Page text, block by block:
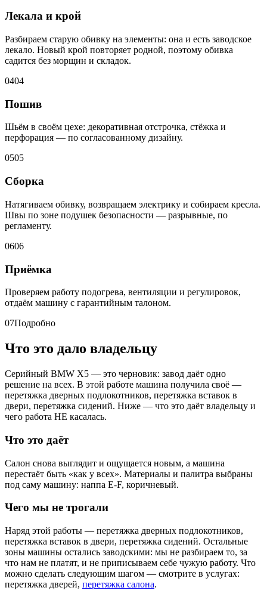
Лекала и крой
Разбираем старую обивку на элементы: она и есть заводское
лекало. Новый крой повторяет родной, поэтому обивка
садится без морщин и складок.
0404
Пошив
Шьём в своём цехе: декоративная отстрочка, стёжка и
перфорация — по согласованному дизайну.
0505
Сборка
Натягиваем обивку, возвращаем электрику и собираем кресла.
Швы по зоне подушек безопасности — разрывные, по
регламенту.
0606
Приёмка
Проверяем работу подогрева, вентиляции и регулировок,
отдаём машину с гарантийным талоном.
07Подробно
Что это дало владельцу
Серийный BMW X5 — это черновик: завод даёт одно
решение на всех. В этой работе машина получила своё —
перетяжка дверных подлокотников, перетяжка вставок в
двери, перетяжка сидений. Ниже — что это даёт владельцу и
чего работа НЕ касалась.
Что это даёт
Салон снова выглядит и ощущается новым, а машина
перестаёт быть «как у всех». Материалы и палитра выбраны
под саму машину: наппа E-F, коричневый.
Чего мы не трогали
Наряд этой работы — перетяжка дверных подлокотников,
перетяжка вставок в двери, перетяжка сидений. Остальные
зоны машины остались заводскими: мы не разбираем то, за
что нам не платят, и не приписываем себе чужую работу. Что
можно сделать следующим шагом — смотрите в услугах:
перетяжка дверей, перетяжка салона.